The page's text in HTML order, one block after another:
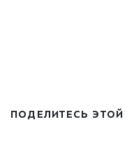
ПОДЕЛИТЕСЬ